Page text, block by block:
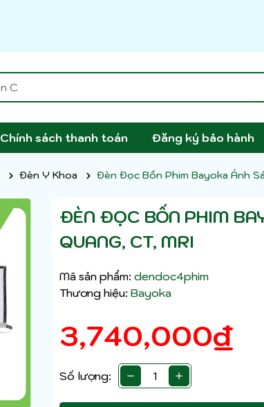
Chính sách thanh toán Đăng ký bảo hành
Đèn Y Khoa Đèn Đọc Bốn Phim Bayoka Ánh
ĐÈN ĐỌC BỐN PHIM
QUANG, CT, MRI
Mã sản phẩm: dendoc4phim
Thương hiệu: Bayoka
3,740,000₫
Số lượng: